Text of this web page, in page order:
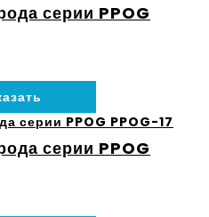
серии PPOG
серии PPOG